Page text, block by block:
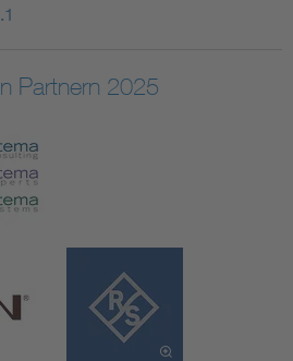
Partnern 2025